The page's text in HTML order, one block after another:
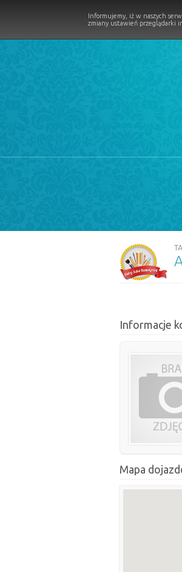
Informacje
Mapa
Informujemy, iż w naszych
zmiany ustawień przeglądarki